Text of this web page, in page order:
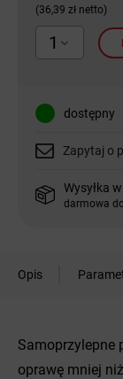
(36,39 zł netto)
1
dostępny
Zapytaj o
Wysyłka
darmowa
Opis
Samoprzylepne
oprawę mniej